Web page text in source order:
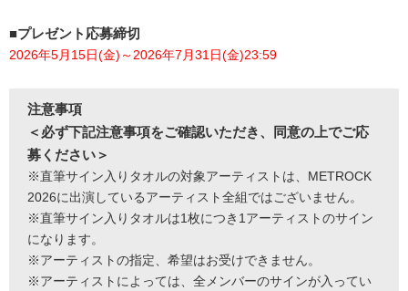
■プレゼント応募締切
2026年5月15日(金)～2026年7月31日(金)23:59
注意事項
＜必ず下記注意事項をご確認いただき、同意の上でご応
募ください＞
※直筆サイン入りタオルの対象アーティストは、METROCK
2026に出演しているアーティスト全組ではございません。
※直筆サイン入りタオルは1枚につき1アーティストのサイン
になります。
※アーティストの指定、希望はお受けできません。
※アーティストによっては、全メンバーのサインが入ってい